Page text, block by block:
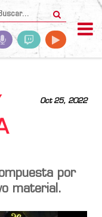
Oct 25, 2022
por
material.